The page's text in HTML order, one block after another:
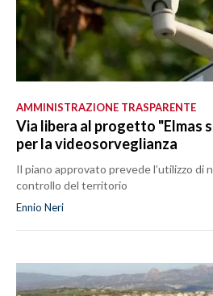
AMMINISTRAZIONE TRASPARENTE
Via libera al progetto "Elmas
per la videosorveglianza
Il piano approvato prevede l’utilizzo di
controllo del territorio
Ennio Neri